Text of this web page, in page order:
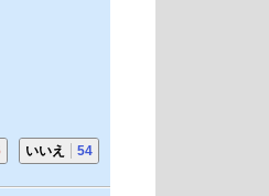
いいえ 54